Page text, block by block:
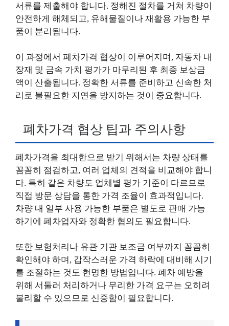
서류를 제출해야 합니다. 정해진 절차를 거쳐 차량이
안전하게 해체되고, 유해물질이나 재활용 가능한 부
품이 분리됩니다.
이 과정에서 폐차가격 협상이 이루어지며, 자동차 내
장재 및 금속 가치 평가가 마무리된 후 최종 보상금
액이 산출됩니다. 정확한 서류를 준비하고 신속한 처
리로 불필요한 지연을 방지하는 것이 중요합니다.
폐차가격 협상 팁과 주의사항
폐차가격을 최대한으로 받기 위해서는 차량 상태를
꼼꼼히 점검하고, 여러 업체의 견적을 비교해야 합니
다. 특히 같은 차량도 업체별 평가 기준이 다르므로
직접 방문 상담을 통한 가격 조율이 효과적입니다.
차량 내 일부 사용 가능한 부품은 별도로 판매 가능
하기에 폐차업자와 정확한 협의도 필요합니다.
또한 보험처리나 유관 기관 보조금 여부까지 꼼꼼히
확인해야 하며, 갑작스러운 가격 하락에 대비해 시기
를 조절하는 것도 현명한 방법입니다. 폐차 예방을
위해 서둘러 처리하거나 무리한 가격 요구는 오히려
불리할 수 있으므로 신중함이 필요합니다.